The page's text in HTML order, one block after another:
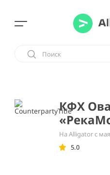
КФХ
На Alligator с
5.0